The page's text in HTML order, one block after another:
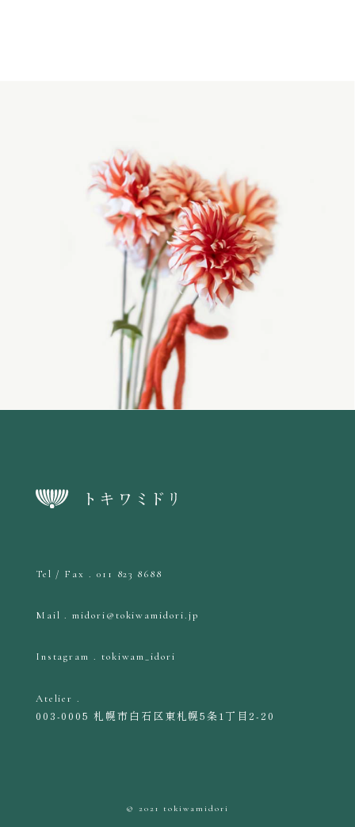
Tel / Fax . 011 823 8688
Mail . midori@tokiwamidori.jp
Instagram . tokiwam_idori
Atelier .
003-0005 札幌市白石区東札幌5条1丁目2-20
© 2021 tokiwamidori